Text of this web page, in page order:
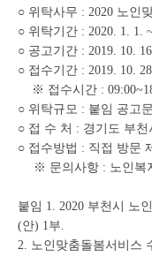
○ 위탁사무 : 2020 노인
○ 위탁기간 : 2020. 1. 1.
○ 공고기간 : 2019. 10.
○ 접수기간 : 2019. 10.
※ 접수시간 :
○ 위탁규모 : 붙임 공
○ 접 수 처 : 경기도 부
○ 접수방법 : 직접 방문
※ 문의사항 : 노인복
붙임 1. 2020 부천시 노
(안) 1부.
2. 노인맞춤돌봄서비스